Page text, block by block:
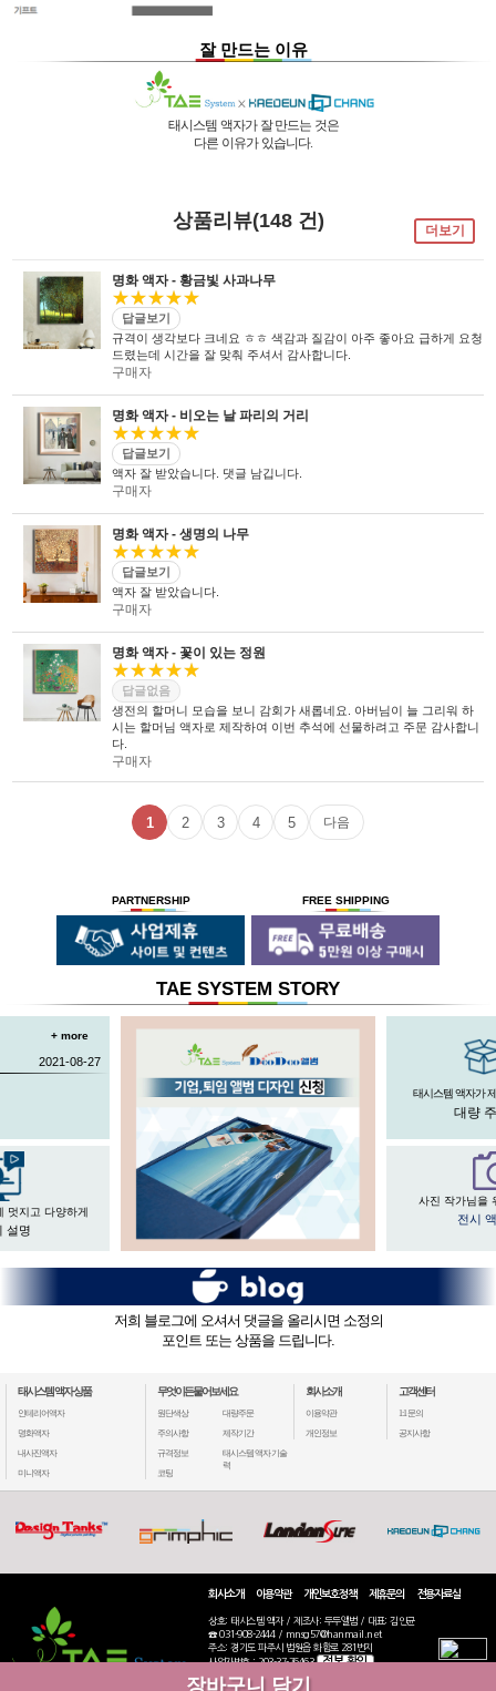
잘 만드는 이유
태시스템 액자가 잘 만드는 것은
다른 이유가 있습니다.
독자기술의 작업 방법과 소재 그리고
숙련된 작업자들로 구성되어있는 회사이며
액자를 만드는 전 공정의 기계를
국내 실정에 맞게 재구성 및 개발하여
세계 각국에 기계수출은 물론 기술지원을
사진UV 코팅기, 벨벳 코팅기,
뒷묻음 방지 방법을상품리뷰(148 건) 더보기
명화 액자 - 황금빛 사과나무
★★★★★
답글보기
규격이 생각보다 크네요 ㅎㅎ 색감과 질감이 아주 좋아요 급하게 요청
드렸는데 시간을 잘 맞춰 주셔서 감사합니다.
구매자
명화 액자 - 비오는 날 파리의 거리
★★★★★
답글보기
액자 잘 받았습니다. 댓글 남깁니다.
구매자
명화 액자 - 생명의 나무
★★★★★
답글보기
액자 잘 받았습니다.
구매자
명화 액자 - 꽃이 있는 정원
★★★★★
답글없음
생전의 할머니 모습을 보니 감회가 새롭네요. 아버님이 늘 그리워 하
시는 할머님 액자로 제작하여 이번 추석에 선물하려고 주문 감사합니
다.
구매자
1 2 3 4 5 다음
PARTNERSHIP FREE SHIPPING
TAE SYSTEM STORY
+ more
2021-08-27
태시스템 액자가
대량
멋지고 다양하게
설명
사진 작가님을
전시
저희 블로그에 오셔서 댓글을 올리시면 소정의
포인트 또는 상품을 드립니다.
태시스템 액자 상품
인테리어액자
명화액자
내사진액자
미니액자
무엇이든물어보세요
원단색상
주의사항
규격정보
코팅
대량주문
제작기간
태시스템 액자 기술
력
회사소개
이용약관
개인정보
고객센터
1:1 문의
공지사항
회사소개 이용약관 개인보호정책 제휴문의 전용자료실
상호: 태시스템 액자 / 제조사: 두두앨범 / 대표: 김인균
☎ 031-908-2444 / mnsg57@hanmail.net
주소: 경기도 파주시 법원읍 화합로 281번지
사업자번호 : 203-37-76463
정보 확인
통신판매: 2020-고양일산동-2770
장바구니 담기